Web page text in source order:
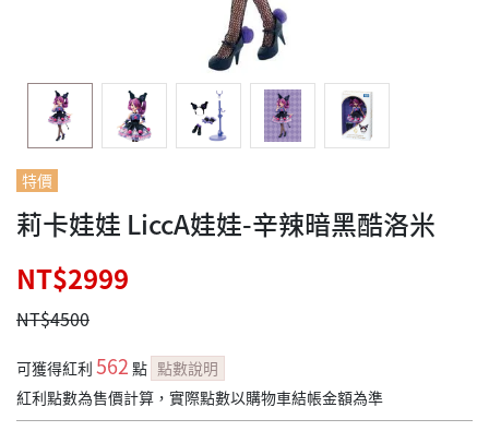
特價
莉卡娃娃 LiccA娃娃-辛辣暗黑酷洛米
NT$2999
NT$4500
可獲得紅利 562 點 點數說明
紅利點數為售價計算，實際點數以購物車結帳金額為準